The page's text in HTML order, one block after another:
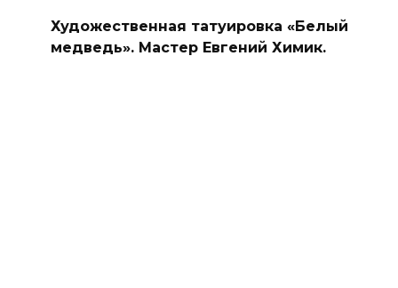
Художественная татуировка «Белый
медведь». Мастер Евгений Химик.